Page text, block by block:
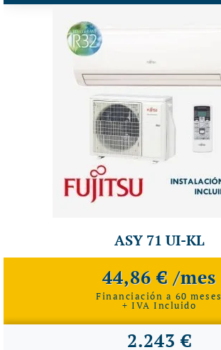
ASY 71 UI-KL
44,86 € /mes
Financiación a 60 meses
+ IVA Incluido
2.243 €